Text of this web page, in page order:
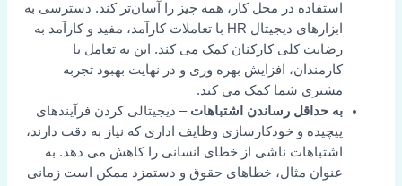
استفاده در محل کار، همه چیز را آسان‌تر کند. دسترسی به
ابزارهای دیجیتال HR با تعاملات کارآمد، مفید و کارآمد به
رضایت کلی کارکنان کمک می کند. این به تعامل با
کارمندان، افزایش بهره وری و در نهایت بهبود تجربه
مشتری شما کمک می کند.
به حداقل رساندن اشتباهات – دیجیتالی کردن فرآیندهای
پیچیده و خودکارسازی وظایف اداری که نیاز به دقت دارند،
اشتباهات ناشی از خطای انسانی را کاهش می دهد. به
عنوان مثال، خطاهای حقوق و دستمزد ممکن است زمانی